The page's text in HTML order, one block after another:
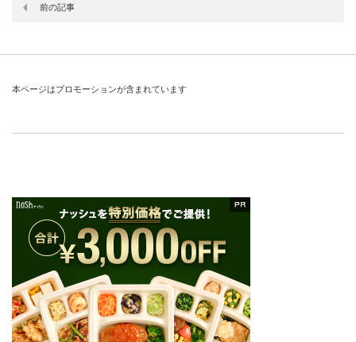
前の記事
本ページはプロモーションが含まれています